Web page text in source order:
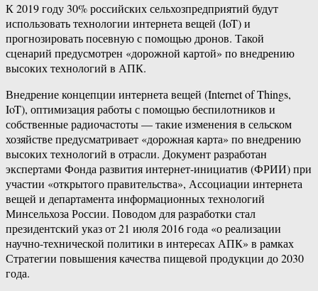
К 2019 году 30% российских сельхозпредприятий будут
использовать технологии интернета вещей (IoT) и
прогнозировать посевную с помощью дронов. Такой
сценарий предусмотрен «дорожной картой» по внедрению
высоких технологий в АПК.
Внедрение концепции интернета вещей (Internet of Things,
IoT), оптимизация работы с помощью беспилотников и
собственные радиочастоты — такие изменения в сельском
хозяйстве предусматривает «дорожная карта» по внедрению
высоких технологий в отрасли. ​Документ разработан
экспертами Фонда развития интернет-инициатив (ФРИИ) при
участии «открытого правительства», Ассоциации интернета
вещей и департамента информационных технологий
Минсельхоза России. Поводом для разработки стал
президентский указ от 21 июля 2016 года «о реализации
научно-технической политики в интересах АПК» в рамках
Стратегии повышения качества пищевой продукции до 2030
года.